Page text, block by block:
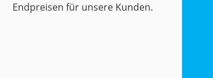
Endpreisen für unsere Kunden.